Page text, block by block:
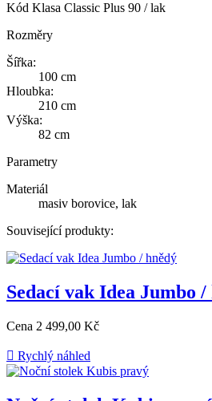
Kód Klasa Classic Plus 90 / lak
Rozměry
Šířka:
100 cm
Hloubka:
210 cm
Výška:
82 cm
Parametry
Materiál
masiv borovice, lak
Související produkty:
Sedací vak Idea Jumbo /
Cena 2 499,00 Kč
 Rychlý náhled